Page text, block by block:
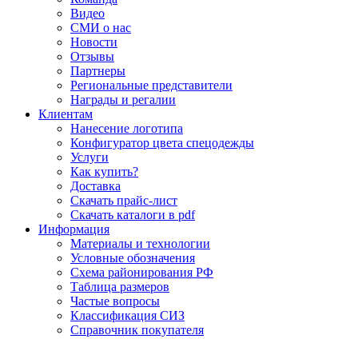
Видео
СМИ о нас
Новости
Отзывы
Партнеры
Региональные представители
Награды и регалии
Клиентам
Нанесение логотипа
Конфигуратор цвета спецодежды
Услуги
Как купить?
Доставка
Скачать прайс-лист
Скачать каталоги в pdf
Информация
Материалы и технологии
Условные обозначения
Схема районирования РФ
Таблица размеров
Частые вопросы
Классификация СИЗ
Справочник покупателя